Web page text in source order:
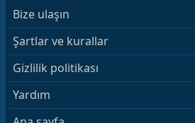
Bize ulaşın
Şartlar ve kurallar
Gizlilik politikası
Yardım